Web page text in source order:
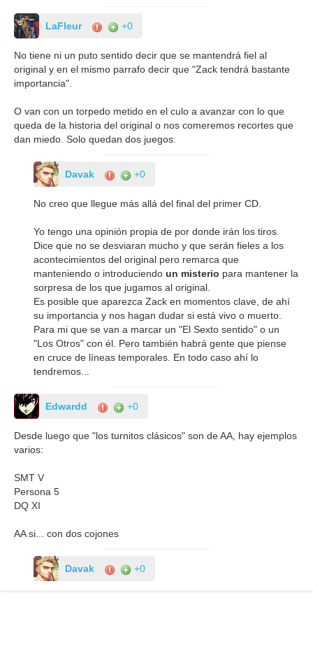
LaFleur +0
No tiene ni un puto sentido decir que se mantendrá fiel al
original y en el mismo parrafo decir que "Zack tendrá bastante
importancia".
O van con un torpedo metido en el culo a avanzar con lo que
queda de la historia del original o nos comeremos recortes que
dan miedo. Solo quedan dos juegos.
Davak +0
No creo que llegue más allá del final del primer CD.
Yo tengo una opinión propia de por donde irán los tiros.
Dice que no se desviaran mucho y que serán fieles a los
acontecimientos del original pero remarca que
manteniendo o introduciendoun misterio para mantener la
sorpresa de los que jugamos al original.
Es posible que aparezca Zack en momentos clave, de ahí
su importancia y nos hagan dudar si está vivo o muerto.
Para mi que se van a marcar un "El Sexto sentido" o un
"Los Otros" con él. Pero también habrá gente que piense
en cruce de líneas temporales. En todo caso ahí lo
tendremos...
Edwardd +0
Desde luego que "los turnitos clásicos" son de AA, hay ejemplos
varios:
SMT V
Persona 5
DQ XI
AA si... con dos cojones
Davak +0